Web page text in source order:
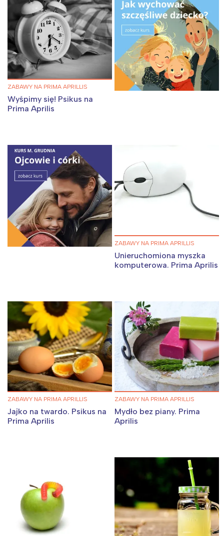
ZABAWY NA PRIMA APRILLIS
Wyśpimy się! Psikus na
Prima Aprilis
ZABAWY NA PRIMA APRILLIS
Unieruchomiona myszka
komputerowa. Prima Aprilis
ZABAWY NA PRIMA APRILLIS
Jajko na twardo. Psikus na
Prima Aprilis
ZABAWY NA PRIMA APRILLIS
Mydło bez piany. Prima
Aprilis
tego regionu:
Warszawa
Łódź
Trójmiasto
Poznań
Wrocław
Śląsk
Kraków
Południe
Północ